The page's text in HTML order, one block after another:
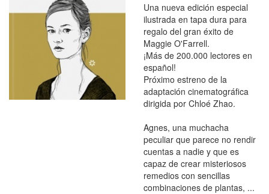
Una nueva edición especial
ilustrada en tapa dura para
regalo del gran éxito de
Maggie O'Farrell.
¡Más de 200.000 lectores en
español!
Próximo estreno de la
adaptación cinematográfica
dirigida por Chloé Zhao.
Agnes, una muchacha
peculiar que parece no rendir
cuentas a nadie y que es
capaz de crear misteriosos
remedios con sencillas
combinaciones de plantas, ...